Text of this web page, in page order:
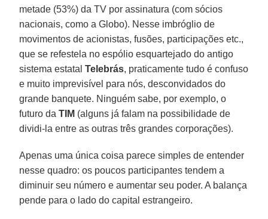
metade (53%) da TV por assinatura (com sócios
nacionais, como a Globo). Nesse imbróglio de
movimentos de acionistas, fusões, participações etc.,
que se refestela no espólio esquartejado do antigo
sistema estatalTelebrás, praticamente tudo é confuso
e muito imprevisível para nós, desconvidados do
grande banquete. Ninguém sabe, por exemplo, o
futuro daTIM (alguns já falam na possibilidade de
dividi-la entre as outras três grandes corporações).
Apenas uma única coisa parece simples de entender
nesse quadro: os poucos participantes tendem a
diminuir seu número e aumentar seu poder. A balança
pende para o lado do capital estrangeiro.